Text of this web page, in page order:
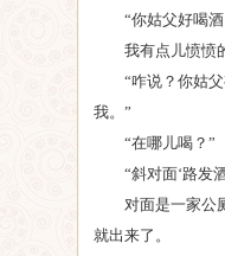
“你姑父好喝酒
我有点儿愤愤的
“咋说？你姑父
我。”
“在哪儿喝？”
“斜对面‘路发酒
对面是一家公厕
就出来了。